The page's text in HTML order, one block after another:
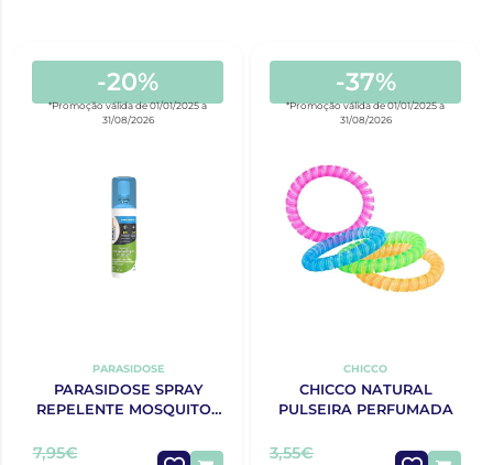
-20%
*Promoção válida de 01/01/2025 a
31/08/2026
PARASIDOSE
PARASIDOSE SPRAY
REPELENTE MOSQUITOS
7,95€
-37%
*Promoção válida de 01/01/2025 a
31/08/2026
CHICCO
CHICCO NATURAL
PULSEIRA PERFUMADA
3,55€